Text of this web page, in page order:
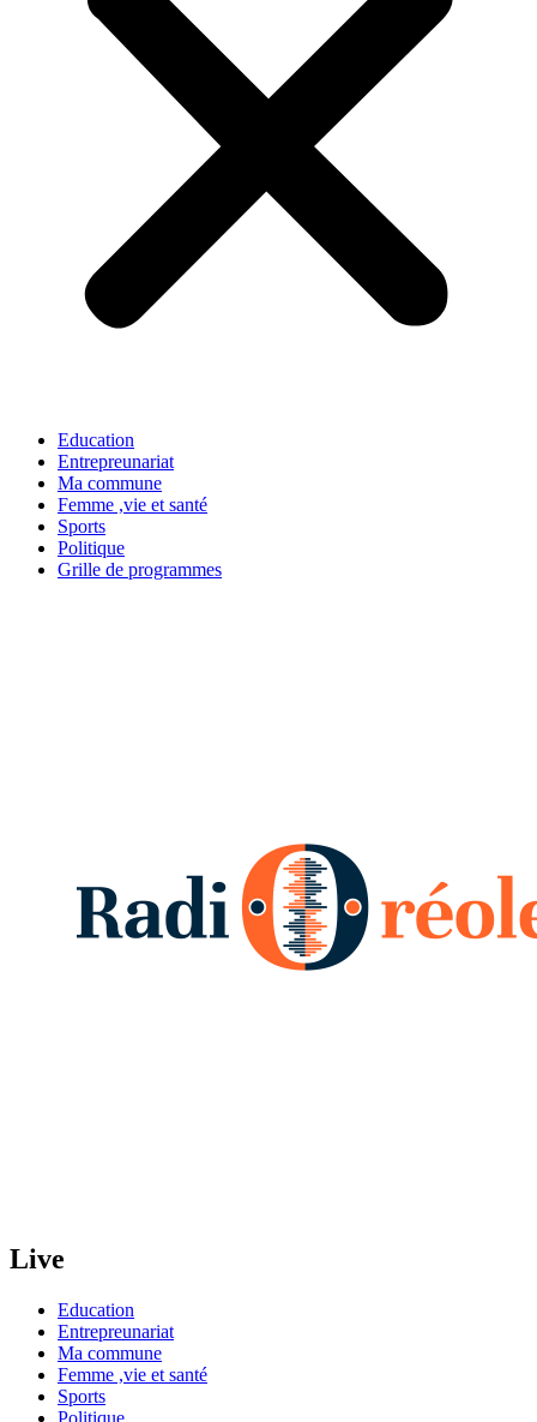
Education
Entrepreunariat
Ma commune
Femme ,vie et santé
Sports
Politique
Grille de programmes
Live
Education
Entrepreunariat
Ma commune
Femme ,vie et santé
Sports
Politique